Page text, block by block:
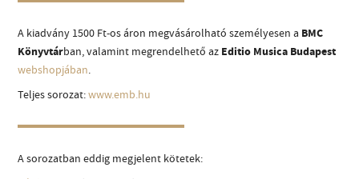
MŰVÉSZADATBÁZIS
A kiadvány 1500 Ft-os áron megvásárolható személyesen a BMC
Könyvtárban, valamint megrendelhető az Editio Musica Budapest
webshopjában
Teljes sorozat:www.emb.hu
A sorozatban eddig megjelent kötetek: